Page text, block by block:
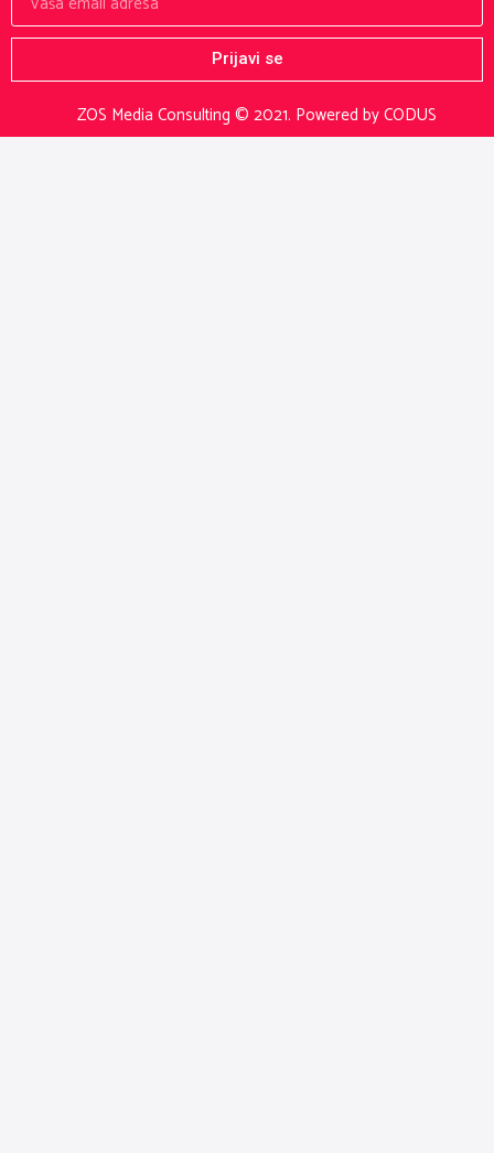
ZOS Media Consulting © 2021. Powered by CODUS
Prijavi se